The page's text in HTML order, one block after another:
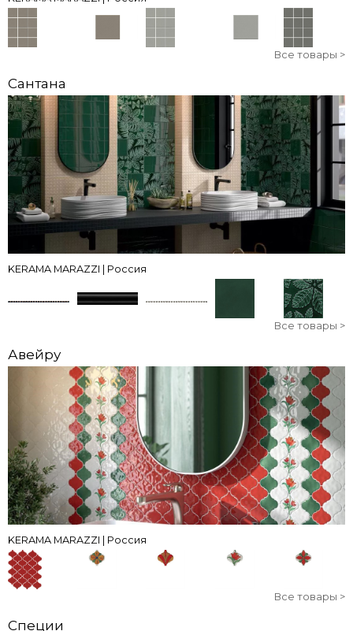
Все товары >
Сантана
KERAMA MARAZZI | Россия
Все товары >
Авейру
KERAMA MARAZZI | Россия
Все товары >
Специи